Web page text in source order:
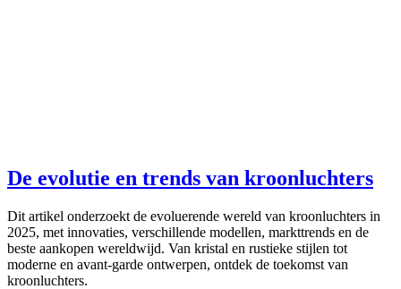
De evolutie en trends van kroonluchters
Dit artikel onderzoekt de evoluerende wereld van kroonluchters in
2025, met innovaties, verschillende modellen, markttrends en de
beste aankopen wereldwijd. Van kristal en rustieke stijlen tot
moderne en avant-garde ontwerpen, ontdek de toekomst van
kroonluchters.